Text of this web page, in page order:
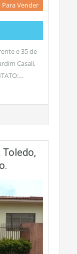
Para Vender
e 35 de
Casali,
Toledo,